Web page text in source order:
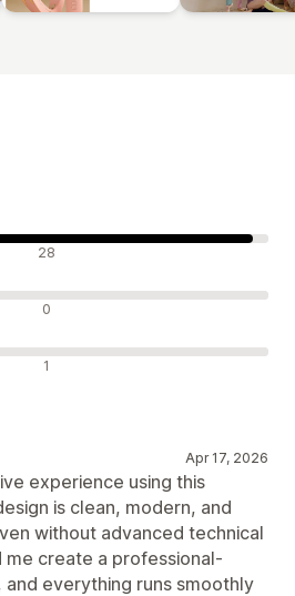
28
0
1
Apr 17, 2026
experience using this
is clean, modern, and
without advanced technical
create a professional-
everything runs smoothly